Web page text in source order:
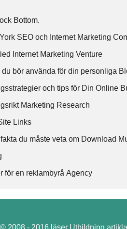
Bottom.
SEO och Internet Marketing
Internet Marketing Venture
du bör använda för din personliga
och tips för Din Online
Marketing Research
Links
du måste veta om Download
för en reklambyrå Agency
2008 - 2016 läser Utbildning